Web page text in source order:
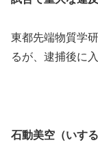
東都先端物質学
るが、逮捕後に
石動美空（いす